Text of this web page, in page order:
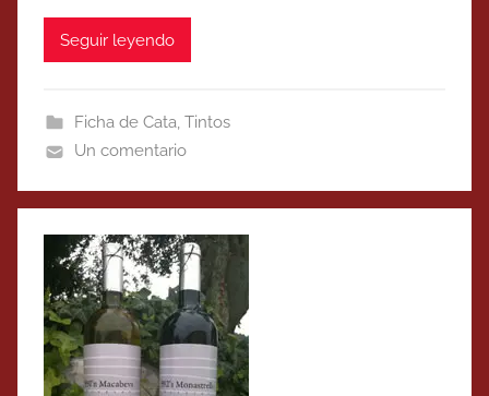
Seguir leyendo
Ficha de Cata, Tintos
Un comentario